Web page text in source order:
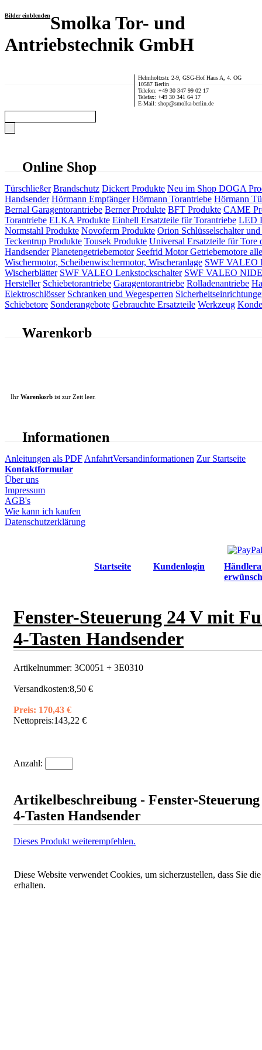
Bilder einblendenSmolka Tor- und
Antriebstechnik GmbH
Helmholtzstr. 2-9, GSG-Hof Haus A, 4. OG
10587 Berlin
Telefon: +49 30 347 99 02 17
Telefax: +49 30 341 64 17
E-Mail: shop@smolka-berlin.de
Online Shop
Türschließer Brandschutz Dickert Produkte Neu im Shop DOGA
Handsender Hörmann Empfänger Hörmann Torantriebe Hörmann
Bernal Garagentorantriebe Berner Produkte BFT Produkte CAME
Torantriebe ELKA Produkte Einhell Ersatzteile für Torantriebe LED
Normstahl Produkte Novoferm Produkte Orion Schlüsselschalter und
Teckentrup Produkte Tousek Produkte Universal Ersatzteile für Tore
Handsender Planetengetriebemotor Seefrid Motor Getriebemotore
Wischermotor, Scheibenwischermotor, Wischeranlage SWF VALEO
Wischerblätter SWF VALEO Lenkstockschalter SWF VALEO
Hersteller Schiebetorantriebe Garagentorantriebe Rolladenantriebe
Elektroschlösser Schranken und Wegesperren
Schiebetore Sonderangebote Gebrauchte Ersatzteile Werkzeug
Warenkorb
Ihr Warenkorb ist zur Zeit leer.
Informationen
Anleitungen als PDF AnfahrtVersandinformationen Zur Startseite
Kontaktformular
Über uns
Impressum
AGB's
Wie kann ich kaufen
Datenschutzerklärung
Startseite Kundenlogin
Fenster-Steuerung 24 V mit
4-Tasten Handsender
Artikelnummer: 3C0051 + 3E0310
Versandkosten:8,50 €
Preis: 170,43 €
Nettopreis:143,22 €
Anzahl:
Artikelbeschreibung - Fenster-
4-Tasten Handsender
Dieses Produkt weiterempfehlen.
Diese Website verwendet Cookies, um sicherzustellen, dass Sie
erhalten.